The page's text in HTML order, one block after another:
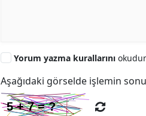
Yorum yazma kurallarını
Aşağıdaki görselde işlemin